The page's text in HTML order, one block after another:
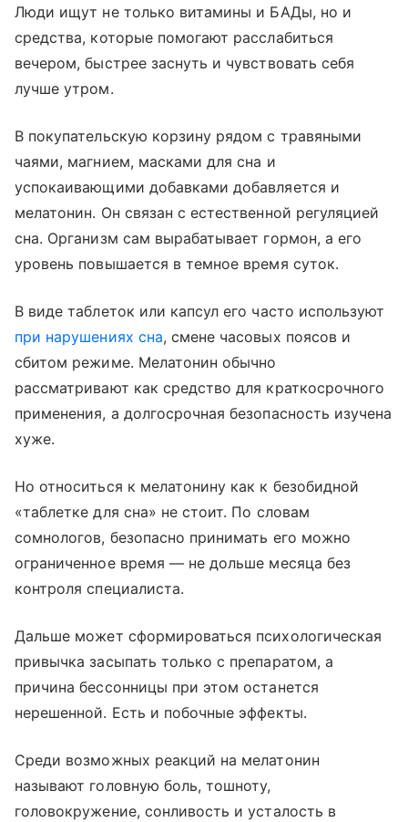
Люди ищут не только витамины и БАДы, но и
средства, которые помогают расслабиться
вечером, быстрее заснуть и чувствовать себя
лучше утром.
В покупательскую корзину рядом с травяными
чаями, магнием, масками для сна и
успокаивающими добавками добавляется и
мелатонин. Он связан с естественной регуляцией
сна. Организм сам вырабатывает гормон, а его
уровень повышается в темное время суток.
В виде таблеток или капсул его часто используют
при нарушениях сна, смене часовых поясов и
сбитом режиме. Мелатонин обычно
рассматривают как средство для краткосрочного
применения, а долгосрочная безопасность изучена
хуже.
Но относиться к мелатонину как к безобидной
«таблетке для сна» не стоит. По словам
сомнологов, безопасно принимать его можно
ограниченное время — не дольше месяца без
контроля специалиста.
Дальше может сформироваться психологическая
привычка засыпать только с препаратом, а
причина бессонницы при этом останется
нерешенной. Есть и побочные эффекты.
Среди возможных реакций на мелатонин
называют головную боль, тошноту,
головокружение, сонливость и усталость в